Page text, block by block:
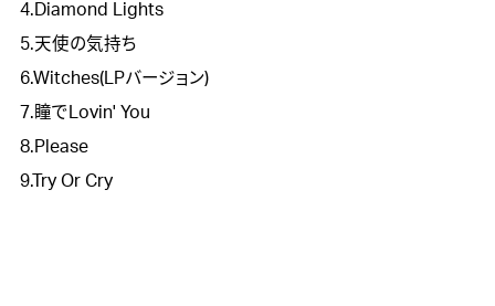
4.Diamond Lights
5.天使の気持ち
6.Witches(LPバージョン)
7.瞳でLovin' You
8.Please
9.Try Or Cry